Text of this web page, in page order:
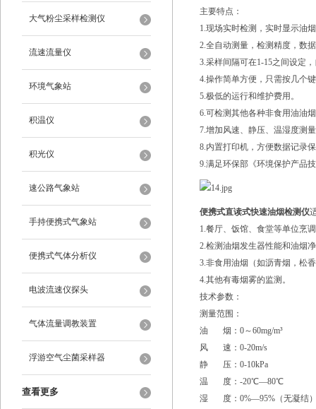
大气粉尘采样检测仪
流速流量仪
环境气象站
积温仪
积光仪
速公路气象站
手持便携式气象站
便携式气体分析仪
电波流速仪探头
气体流量调教装置
浮游空气尘菌采样器
查看更多
主要特点：
1.现场实时检测，实时显示油
2.全自动测量，检测精度，数
3.采样间隔可在1-15之间设定
4.操作简单方便，只需按几个
5.极低的运行和维护费用。
6.可检测其他各种非食用油油
7.增加风速、静压、温湿度测
8.内置打印机，方便数据记录
9.满足环保部《环境保护产品
便携式直读式快速油烟检测仪
1.餐厅、饭馆、食堂等单位烹
2.检测油烟发生器性能和油烟
3.非食用油烟（如沥青烟，松
4.其他有毒烟雾的监测。
技术参数：
测量范围：
油 烟：0～60mg/m³
风 速：0-20m/s
静 压：0-10kPa
温 度：-20℃—80℃
湿 度：0%—95%（无凝结